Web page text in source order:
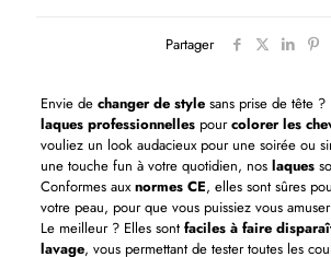
Partager
Envie de changer de stylesans prise de tête ?
laques professionnellespourcolorer les
vouliez un look audacieux pour une soirée ou
une touche fun à votre quotidien, nos laques
Conformes auxnormes CE, elles sont sûres
votre peau, pour que vous puissiez vous
Le meilleur ? Elles sont faciles à faire
lavage, vous permettant de tester toutes les